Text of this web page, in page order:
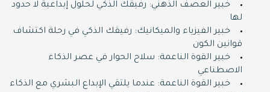
خبير العصف الذهني: رفيقك الذكي لحلول إبداعية لا حدود
لها
خبير الفيزياء والميكانيك: رفيقك الذكي في رحلة اكتشاف
قوانين الكون
خبير القوة الناعمة: سلاح الحوار في عصر الذكاء
الاصطناعي
خبير القوة الناعمة: عندما يلتقي الإبداع البشري مع الذكاء